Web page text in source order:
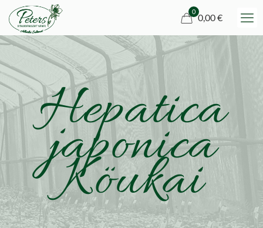
0
0,00 €
Hepatica
japonica
Köukai